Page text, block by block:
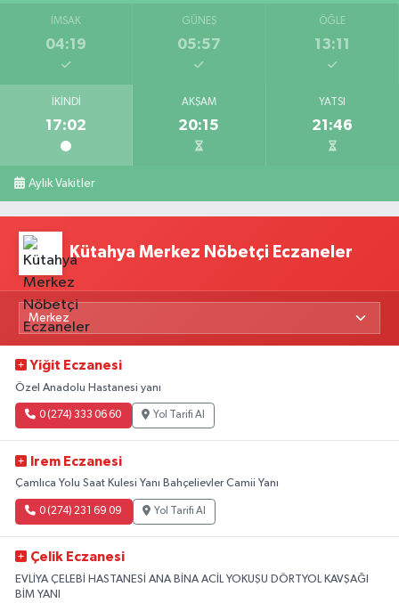
İMSAK
04:19
GÜNEŞ
05:57
ÖĞLE
13:11
İKINDI
17:02
AKŞAM
20:15
YATSI
21:46
Aylık Vakitler
Kütahya Merkez Nöbetçi Eczaneler
Yiğit Eczanesi
Özel Anadolu Hastanesi yanı
0 (274) 333 06 60 Yol Tarifi Al
Irem Eczanesi
Çamlıca Yolu Saat Kulesi Yanı Bahçelievler Camii Yanı
0 (274) 231 69 09 Yol Tarifi Al
Çelik Eczanesi
EVLİYA ÇELEBİ HASTANESİ ANA BİNA ACİL YOKUŞU DÖRTYOL KAVŞAĞI
BİM YANI